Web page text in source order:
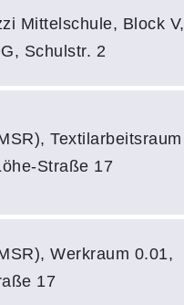
Mittelschule, Block V,
Schulstr. 2
Textilarbeitsraum
Straße 17
Werkraum 0.01,
17